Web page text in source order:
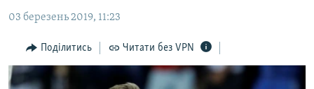
основної
навігації
Перейти
до
пошуку
БЛОГИ
ПОГЛЯД
ІНТЕРВ'Ю
03 березень 2019, 11:23
Поділитись Читати без VPN